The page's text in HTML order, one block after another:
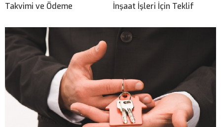
Takvimi ve Ödeme
İnşaat İşleri İçin Teklif